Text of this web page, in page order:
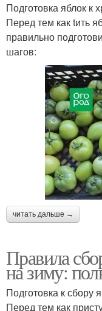
Подготовка яблок к
Перед тем как tить
правильно
шагов:
читать дальше →
Правила
на зиму:
Подготовка к сбору
Перед тем как